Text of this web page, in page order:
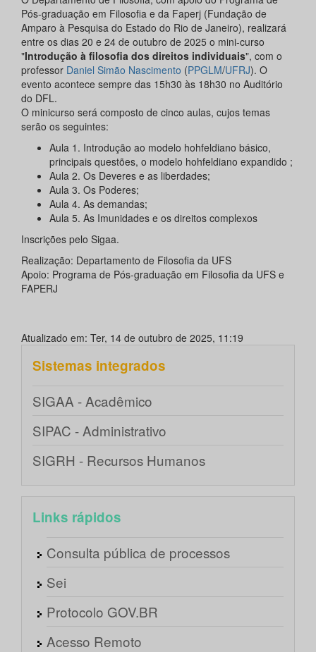
Pós-graduação em Filosofia e da Faperj (Fundação de
Amparo à Pesquisa do Estado do Rio de Janeiro), realizará
entre os dias 20 e 24 de outubro de 2025 o mini-curso
"Introdução à filosofia dos direitos individuais", com o
professor Daniel Simão Nascimento (PPGLM/UFRJ). O
evento acontece sempre das 15h30 às 18h30 no Auditório
do DFL.
O minicurso será composto de cinco aulas, cujos temas
serão os seguintes:
Aula 1. Introdução ao modelo hohfeldiano básico,
principais questões, o modelo hohfeldiano expandido ;
Aula 2. Os Deveres e as liberdades;
Aula 3. Os Poderes;
Aula 4. As demandas;
Aula 5. As Imunidades e os direitos complexos
Inscrições pelo Sigaa.
Realização: Departamento de Filosofia da UFS
Apoio: Programa de Pós-graduação em Filosofia da UFS e
FAPERJ
Atualizado em: Ter, 14 de outubro de 2025, 11:19
Sistemas integrados
SIGAA - Acadêmico
SIPAC - Administrativo
SIGRH - Recursos Humanos
Links rápidos
Consulta pública de processos
Sei
Protocolo GOV.BR
Acesso Remoto